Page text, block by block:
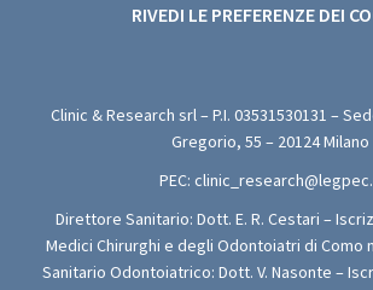
RIVEDI LE PREFERENZE DEI
Clinic & Research srl – P.I. 03531530131 –
Gregorio, 55 – 20124 Milano
PEC:
Direttore Sanitario: Dott. E. R. Cestari –
Medici Chirurghi e degli Odontoiatri di Como
Sanitario Odontoiatrico: Dott. V. Nasonte –